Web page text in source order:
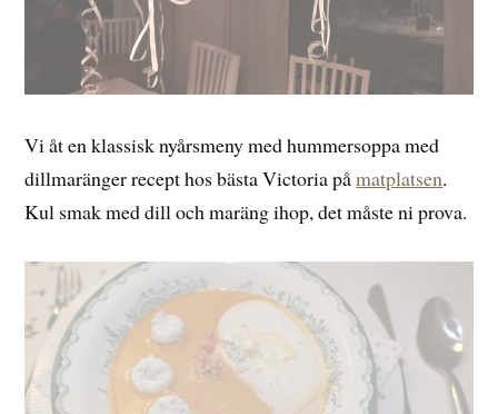
Vi åt en klassisk nyårsmeny med hummersoppa med
dillmaränger recept hos bästa Victoria påmatplatsen.
Kul smak med dill och maräng ihop, det måste ni prova.